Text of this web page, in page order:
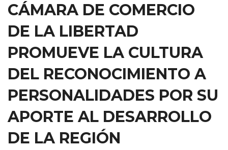
CÁMARA DE COMERCIO
DE LA LIBERTAD
PROMUEVE LA CULTURA
DEL RECONOCIMIENTO A
PERSONALIDADES POR SU
APORTE AL DESARROLLO
DE LA REGIÓN